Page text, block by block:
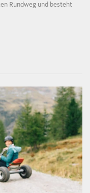
Rundweg und besteht